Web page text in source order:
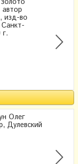
автор
изд-во
Олег
Дулевский